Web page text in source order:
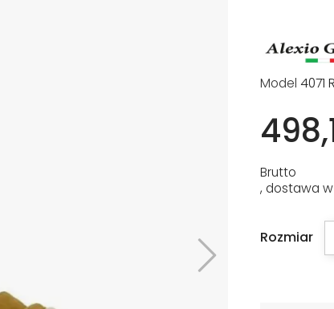
Model 4071
Brutto
, dostawa
Rozmiar